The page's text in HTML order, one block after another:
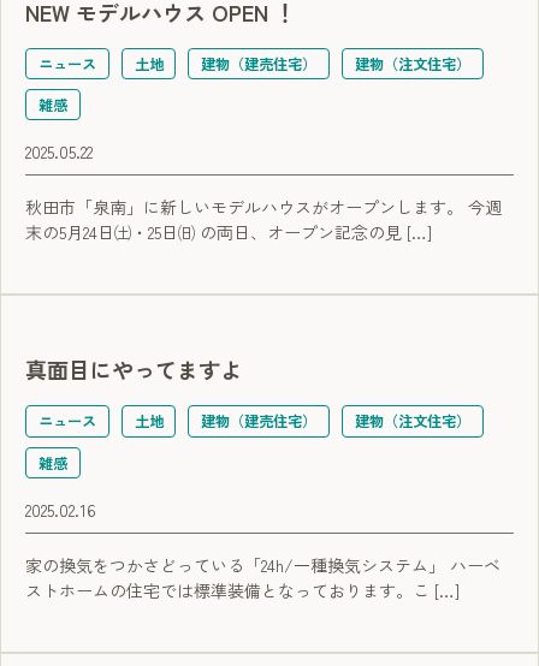
NEW モデルハウス OPEN ！
ニュース 土地 建物（建売住宅）
建物（注文住宅）
雑感
2025.05.22
秋田市「泉南」に新しいモデルハウスがオープンします。 今週
末の5月24日㈯・25日㈰ の両日、オープン記念の見 […]
真面目にやってますよ
ニュース 土地 建物（建売住宅）
建物（注文住宅）
雑感
2025.02.16
家の換気をつかさどっている「24h/一種換気システム」 ハーベ
ストホームの住宅では標準装備となっております。こ […]